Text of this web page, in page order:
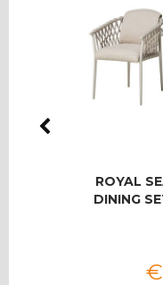
ROYAL
DINING
€